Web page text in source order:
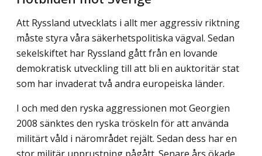
Att Ryssland utvecklats i allt mer aggressiv riktning
måste styra våra säkerhetspolitiska vägval. Sedan
sekelskiftet har Ryssland gått från en lovande
demokratisk utveckling till att bli en auktoritär stat
som har invaderat två andra europeiska länder.
I och med den ryska aggressionen mot Georgien
2008 sänktes den ryska tröskeln för att använda
militärt våld i närområdet rejält. Sedan dess har en